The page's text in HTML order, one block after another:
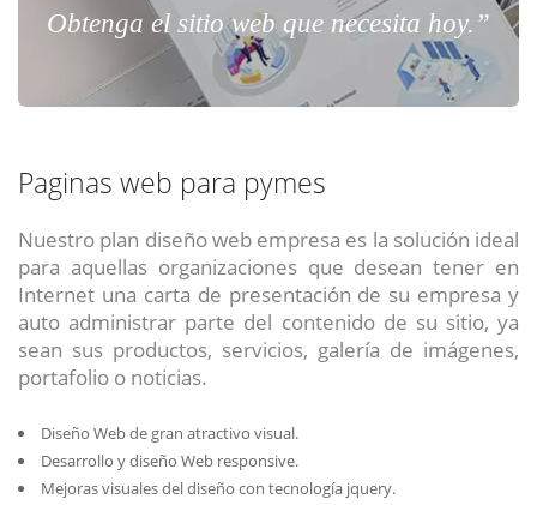
Obtenga el sitio web que necesita hoy.”
Paginas web para pymes
Nuestro plan diseño web empresa es la solución ideal
para aquellas organizaciones que desean tener en
Internet una carta de presentación de su empresa y
auto administrar parte del contenido de su sitio, ya
sean sus productos, servicios, galería de imágenes,
portafolio o noticias.
Diseño Web de gran atractivo visual.
Desarrollo y diseño Web responsive.
Mejoras visuales del diseño con tecnología jquery.